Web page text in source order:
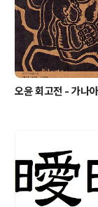
오윤 회고전 - 가나